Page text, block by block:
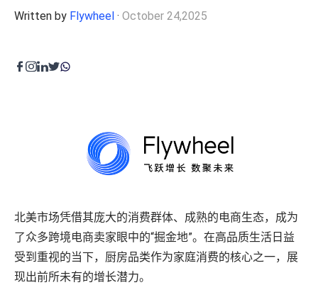
零售运营
目录维护
Amazon营销云（AMC）
零售平台旗舰店
广告创意
内容聚合支持
Written by Flywheel · October 24,2025
北美市场凭借其庞大的消费群体、成熟的电商生态，成为
了众多跨境电商卖家眼中的“掘金地”。在高品质生活日益
受到重视的当下，厨房品类作为家庭消费的核心之一，展
现出前所未有的增长潜力。